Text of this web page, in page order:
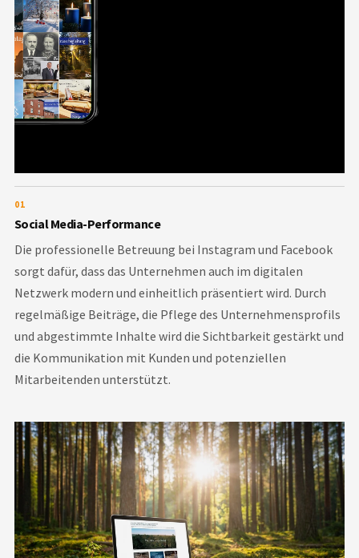
01
Social Media-Performance
Die professionelle Betreuung bei Instagram und Facebook
sorgt dafür, dass das Unternehmen auch im digitalen
Netzwerk modern und einheitlich präsentiert wird. Durch
regelmäßige Beiträge, die Pflege des Unternehmensprofils
und abgestimmte Inhalte wird die Sichtbarkeit gestärkt und
die Kommunikation mit Kunden und potenziellen
Mitarbeitenden unterstützt.